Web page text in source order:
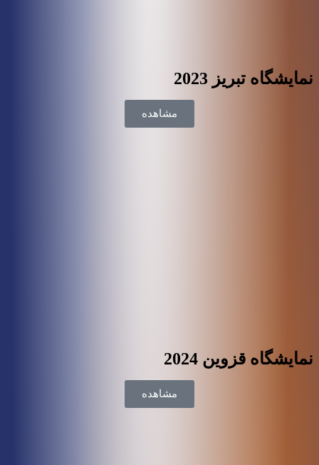
نمایشگاه تبریز 2023
مشاهده
نمایشگاه قزوین 2024
مشاهده